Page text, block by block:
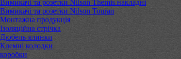
Вимикачі та розетки Nilson Themis накладні
Вимикачі та розетки Nilson Touran
Монтажна продукція
Ізоляційна стрічка
Дюбель-ялинки
Клемні колодки
коробки